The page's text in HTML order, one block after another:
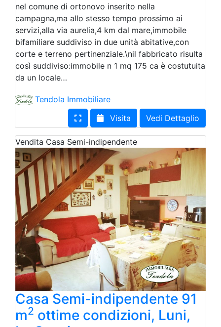
nel comune di ortonovo inserito nella
campagna,ma allo stesso tempo prossimo ai
servizi,alla via aurelia,4 km dal mare,immobile
bifamiliare suddiviso in due unità abitative,con
corte e terreno pertinenziale.\nil fabbricato risulta
così suddiviso:immobile n 1 mq 175 ca è costutuita
da un locale…
Tendola Immobiliare
Visita
Vedi Dettaglio
Vendita Casa Semi-indipendente
Casa Semi-indipendente 91
m2 ottime condizioni, Luni,